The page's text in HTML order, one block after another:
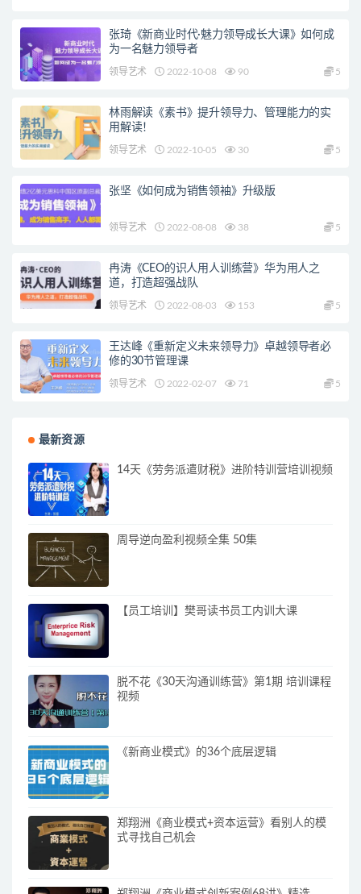
张琦《新商业时代·魅力领导成长大课》如何成
为一名魅力领导者
领导艺术 2022-10-08 90 5
林雨解读《素书》提升领导力、管理能力的实
用解读！
领导艺术 2022-10-05 30 5
张坚《如何成为销售领袖》升级版
领导艺术 2022-08-08 38 5
冉涛《CEO的识人用人训练营》华为用人之
道，打造超强战队
领导艺术 2022-08-03 153 5
王达峰《重新定义未来领导力》卓越领导者必
修的30节管理课
领导艺术 2022-02-07 71 5
最新资源
14天《劳务派遣财税》进阶特训营培训视频
周导逆向盈利视频全集 50集
【员工培训】樊哥读书员工内训大课
脱不花《30天沟通训练营》第1期 培训课程
视频
《新商业模式》的36个底层逻辑
郑翔洲《商业模式+资本运营》看别人的模
式寻找自己机会